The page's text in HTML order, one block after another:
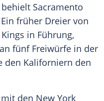
Sacramento
früher Dreier von
in Führung,
fünf Freiwürfe in der
den Kaliforniern den
den New York